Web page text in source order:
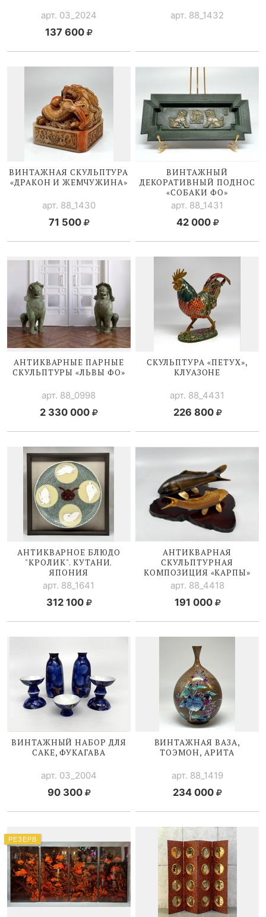
арт. 03_2024
137 600
арт. 88_1432
ВИНТАЖНАЯ СКУЛЬПТУРА
«ДРАКОН И ЖЕМЧУЖИНА»
арт. 88_1430
71 500
ВИНТАЖНЫЙ
ДЕКОРАТИВНЫЙ ПОДНОС
«СОБАКИ ФО»
арт. 88_1431
42 000
АНТИКВАРНЫЕ ПАРНЫЕ
СКУЛЬПТУРЫ «ЛЬВЫ ФО»
арт. 88_0998
2 330 000
СКУЛЬПТУРА «ПЕТУХ»,
КЛУАЗОНЕ
арт. 88_4431
226 800
АНТИКВАРНОЕ БЛЮДО
"КРОЛИК". КУТАНИ.
ЯПОНИЯ
арт. 88_1641
312 100
АНТИКВАРНАЯ
СКУЛЬПТУРНАЯ
КОМПОЗИЦИЯ «КАРПЫ»
арт. 88_4418
191 000
ВИНТАЖНЫЙ НАБОР ДЛЯ
САКЕ, ФУКАГАВА
арт. 03_2004
90 300
ВИНТАЖНАЯ ВАЗА,
ТОЭМОН, АРИТА
арт. 88_1419
234 000
РЕЗЕРВ